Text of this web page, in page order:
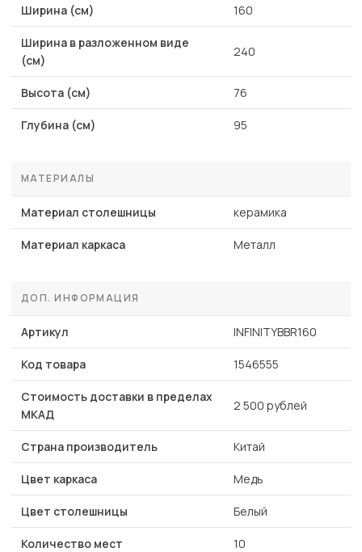
Ширина (см) 160
Ширина в разложенном виде
(см)
240
Высота (см) 76
Глубина (см) 95
МАТЕРИАЛЫ
Материал столешницы керамика
Материал каркаса Металл
ДОП. ИНФОРМАЦИЯ
Артикул INFINITYBBR160
Код товара 1546555
Стоимость доставки в пределах
МКАД
2 500 рублей
Страна производитель Китай
Цвет каркаса Медь
Цвет столешницы Белый
Количество мест 10